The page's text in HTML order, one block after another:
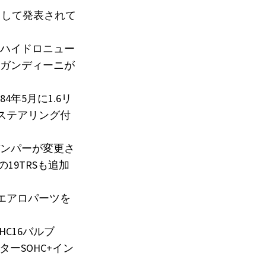
て発表されて
イドロニュー
ンディーニが
年5月に1.6リ
テアリング付
パーが変更さ
19TRSも追加
アロパーツを
バルブ
ーSOHC+イン